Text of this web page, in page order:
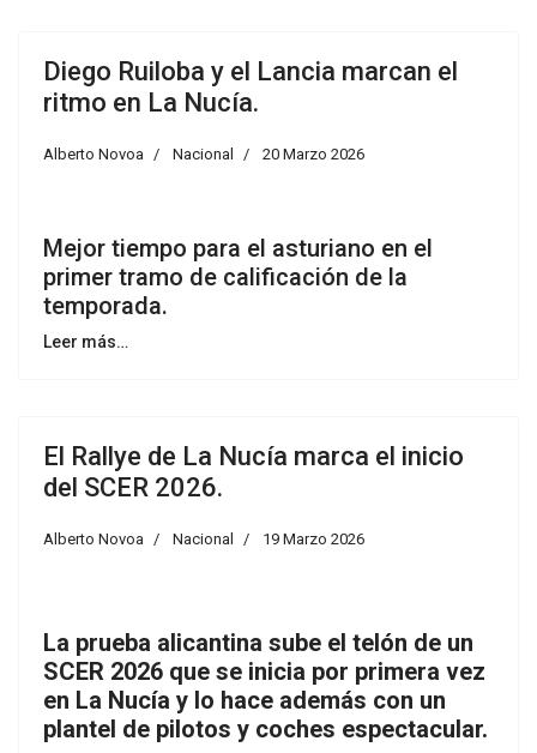
Diego Ruiloba y el Lancia marcan el
ritmo en La Nucía.
Alberto Novoa Nacional 20 Marzo 2026
Mejor tiempo para el asturiano en el
primer tramo de calificación de la
temporada.
Leer más…
El Rallye de La Nucía marca el inicio
del SCER 2026.
Alberto Novoa Nacional 19 Marzo 2026
La prueba alicantina sube el telón de un
SCER 2026 que se inicia por primera vez
en La Nucía y lo hace además con un
plantel de pilotos y coches espectacular.